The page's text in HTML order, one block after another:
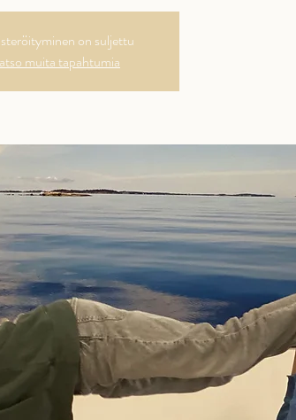
on suljettu
muita tapahtumia